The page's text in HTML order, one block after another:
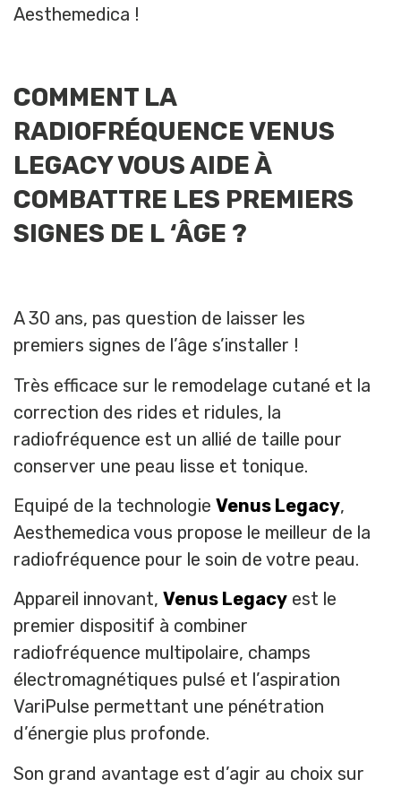
Aesthemedica !
COMMENT LA
RADIOFRÉQUENCE VENUS
LEGACY VOUS AIDE À
COMBATTRE LES PREMIERS
SIGNES DE L ‘ÂGE ?
A 30 ans, pas question de laisser les
premiers signes de l’âge s’installer !
Très efficace sur le remodelage cutané et la
correction des rides et ridules, la
radiofréquence est un allié de taille pour
conserver une peau lisse et tonique.
Equipé de la technologie Venus Legacy,
Aesthemedica vous propose le meilleur de la
radiofréquence pour le soin de votre peau.
Appareil innovant, Venus Legacy est le
premier dispositif à combiner
radiofréquence multipolaire, champs
électromagnétiques pulsé et l’aspiration
VariPulse permettant une pénétration
d’énergie plus profonde.
Son grand avantage est d’agir au choix sur